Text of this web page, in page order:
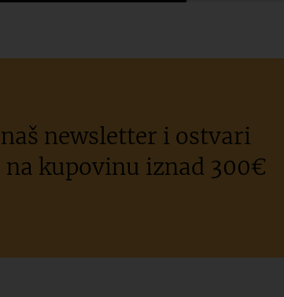
newsletter i ostvari
na kupovinu iznad 300€